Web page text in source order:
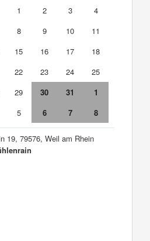
1 2 3
4
8 9 10
11
15 16 17
18
22 23 24
25
29 30 31
1
5 6 7 8
19, 79576, Weil am Rhein